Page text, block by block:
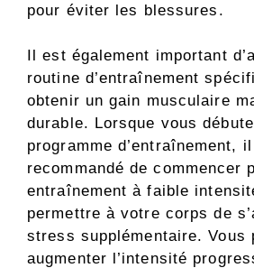
pour éviter les blessures.
Il est également important
routine d’entraînement
obtenir un gain musculaire
durable. Lorsque vous
programme d’entraînement,
recommandé de commencer
entraînement à faible
permettre à votre corps de
stress supplémentaire. Vous
augmenter l’intensité